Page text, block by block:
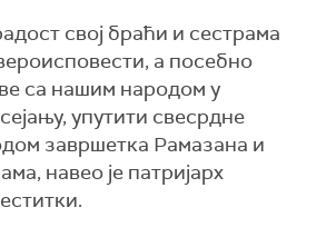
свој браћи и сестрама
а посебно
са нашим народом у
упутити свесрдне
завршетка Рамазана и
навео је патријарх